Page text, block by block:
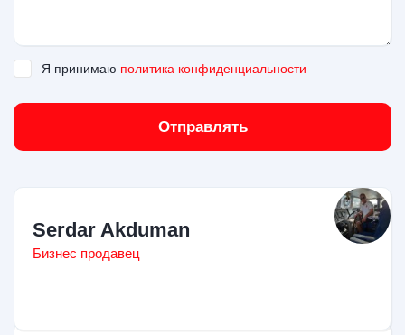
Я принимаю политика конфиденциальности
Отправлять
Serdar Akduman
Бизнес продавец